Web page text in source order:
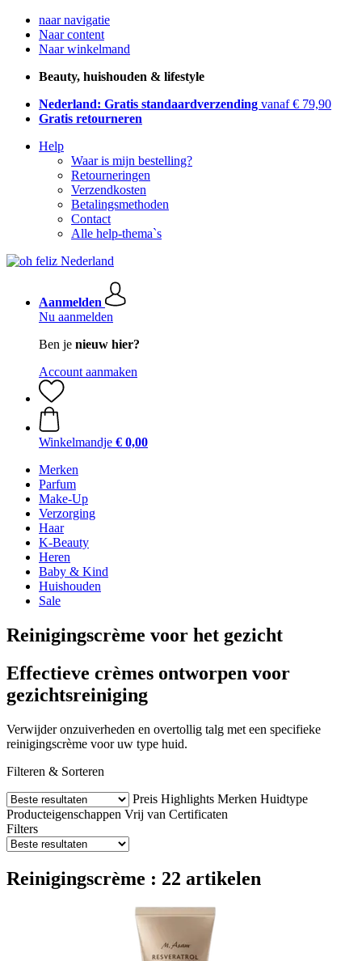
naar navigatie
Naar content
Naar winkelmand
Beauty, huishouden & lifestyle
Nederland: Gratis standaardverzending vanaf € 79,90
Gratis retourneren
Help
Waar is mijn bestelling?
Retourneringen
Verzendkosten
Betalingsmethoden
Contact
Alle help-thema`s
Aanmelden
Nu aanmelden
Ben je nieuw hier?
Account aanmaken
Winkelmandje € 0,00
Merken
Parfum
Make-Up
Verzorging
Haar
K-Beauty
Heren
Baby & Kind
Huishouden
Sale
Reinigingscrème voor het gezicht
Effectieve crèmes ontworpen voor
gezichtsreiniging
Verwijder onzuiverheden en overtollig talg met een specifieke
reinigingscrème voor uw type huid.
Filteren & Sorteren
Preis Highlights Merken Huidtype
Producteigenschappen Vrij van Certificaten
Filters
Reinigingscrème : 22 artikelen